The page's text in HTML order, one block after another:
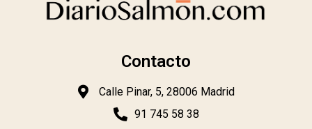
Contacto
Calle Pinar, 5, 28006 Madrid
91 745 58 38